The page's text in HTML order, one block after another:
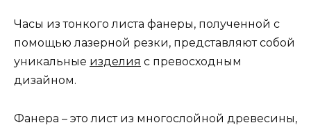
Часы из тонкого листа фанеры, полученной с
помощью лазерной резки, представляют собой
уникальные изделия с превосходным
дизайном.
Фанера – это лист из многослойной древесины,